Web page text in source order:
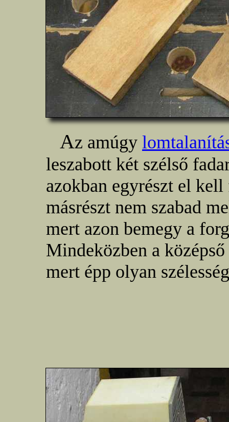
Az amúgy
leszabott két szélső
azokban egyrészt el
másrészt nem szabad
mert azon bemegy a
Mindeközben a
mert épp olyan